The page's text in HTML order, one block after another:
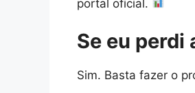
portal oficial.
Se eu perdi
Sim. Basta fazer o